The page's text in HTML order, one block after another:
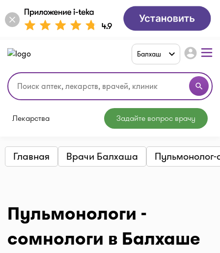
search
Балхаш account_circle
Лекарства Задайте вопрос врачу
Главная Врачи Балхаша
Пульмонологи -
сомнологи в Балхаше